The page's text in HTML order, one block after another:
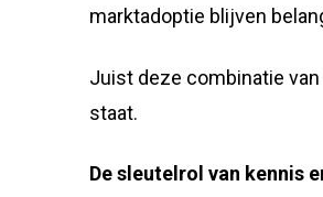
marktadoptie blijven
Juist deze combinatie
staat.
De sleutelrol van kennis